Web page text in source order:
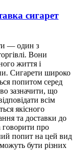
сигарет
— один з
Вони
життя і
Сигарети широко
попитом серед
зазначити, що
всім
якісного
та доставки до
говорити про
попит на цей вид
бути різних